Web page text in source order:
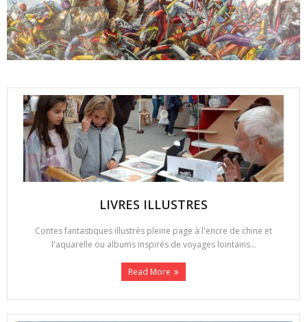
LIVRES ILLUSTRES
Contes fantastiques illustrés pleine page à l'encre de chine et
l'aquarelle ou albums inspirés de voyages lointains...
Read More